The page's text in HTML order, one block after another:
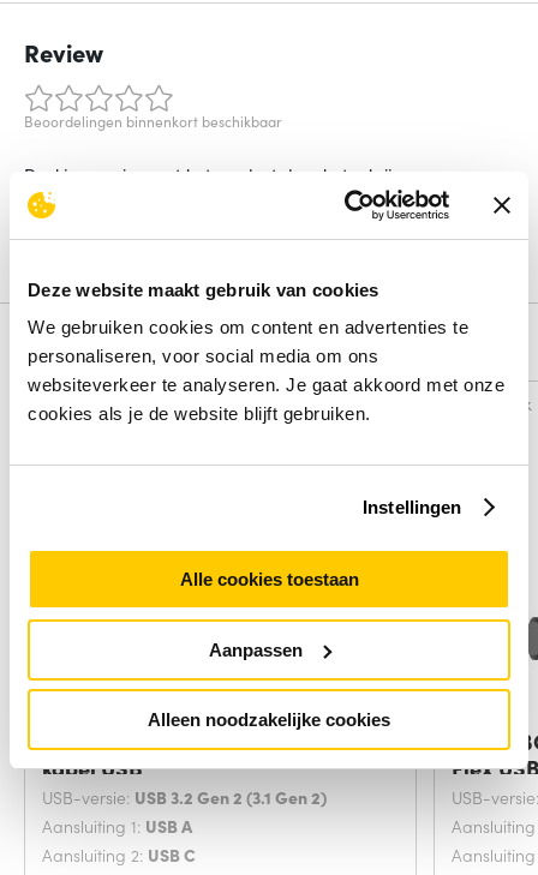
Deze website maakt gebruik van cookies
We gebruiken cookies om content en advertenties te
personaliseren, voor social media om ons
websiteverkeer te analyseren. Je gaat akkoord met onze
cookies als je de website blijft gebruiken.
Instellingen
Alle cookies toestaan
Aanpassen
Alleen noodzakelijke cookies
Review
Beoordelingen binnenkort beschikbaar
Deel je ervaring met het product door het schrijven van een
review.
Schrijf een review
Alternatieven
Vergelijk
Belkin USB-A - USB-C, 0.9m USB-
kabel USB
USB-versie: USB 3.2 Gen 2 (3.1 Gen 2)
Aansluiting 1: USB A
Aansluiting 2: USB C
Vergelijk
Belkin
Flex
USB-